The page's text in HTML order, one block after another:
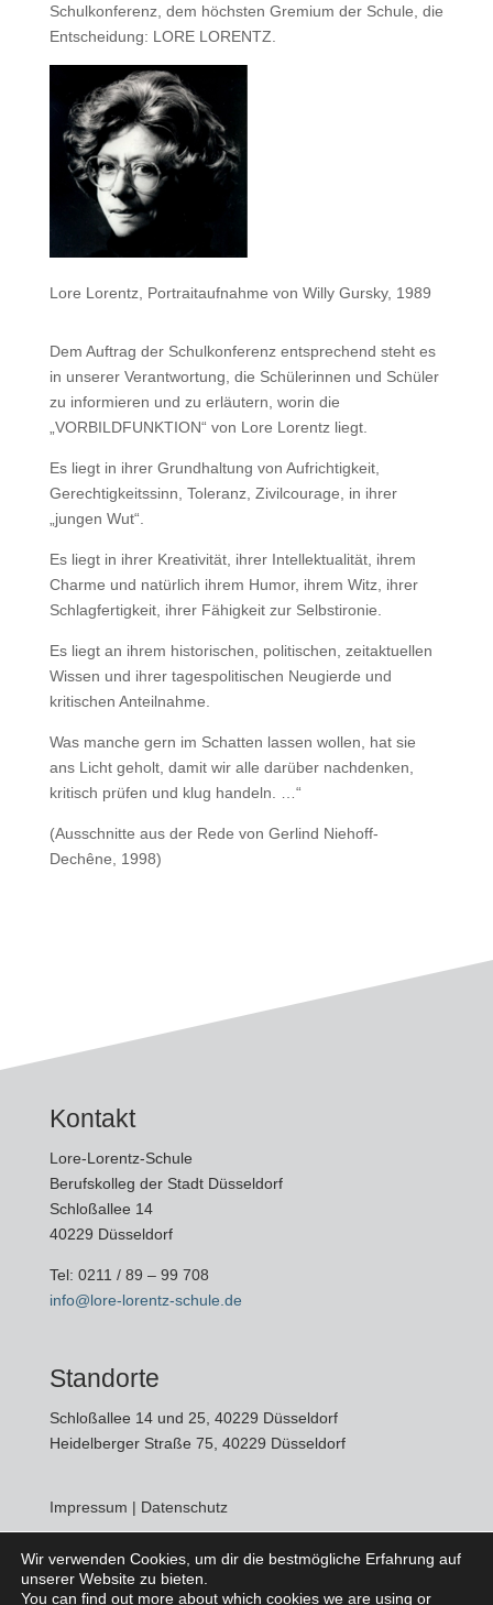
Schulkonferenz, dem höchsten Gremium der Schule, die
Entscheidung: LORE LORENTZ.
Lore Lorentz, Portraitaufnahme von Willy Gursky, 1989
Dem Auftrag der Schulkonferenz entsprechend steht es
in unserer Verantwortung, die Schülerinnen und Schüler
zu informieren und zu erläutern, worin die
„VORBILDFUNKTION“ von Lore Lorentz liegt.
Es liegt in ihrer Grundhaltung von Aufrichtigkeit,
Gerechtigkeitssinn, Toleranz, Zivilcourage, in ihrer
„jungen Wut“.
Es liegt in ihrer Kreativität, ihrer Intellektualität, ihrem
Charme und natürlich ihrem Humor, ihrem Witz, ihrer
Schlagfertigkeit, ihrer Fähigkeit zur Selbstironie.
Es liegt an ihrem historischen, politischen, zeitaktuellen
Wissen und ihrer tagespolitischen Neugierde und
kritischen Anteilnahme.
Was manche gern im Schatten lassen wollen, hat sie
ans Licht geholt, damit wir alle darüber nachdenken,
kritisch prüfen und klug handeln. …“
(Ausschnitte aus der Rede von Gerlind Niehoff-
Dechêne, 1998)
Kontakt
Lore-Lorentz-Schule
Berufskolleg der Stadt Düsseldorf
Schloßallee 14
40229 Düsseldorf
Tel: 0211 / 89 – 99 708
info@lore-lorentz-schule.de
Standorte
Schloßallee 14 und 25, 40229 Düsseldorf
Heidelberger Straße 75, 40229 Düsseldorf
Impressum | Datenschutz
Social Media
Wir verwenden Cookies, um dir die bestmögliche Erfahrung auf
unserer Website zu bieten.
You can find out more about which cookies we are using or